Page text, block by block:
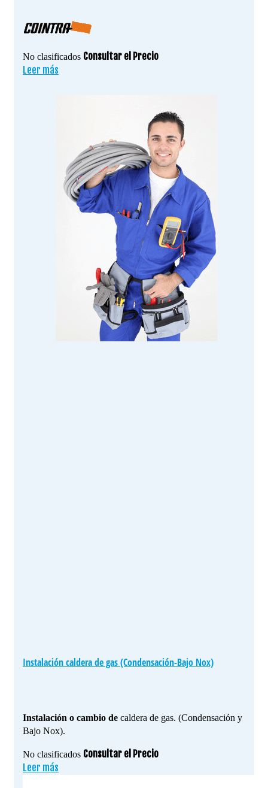
No clasificados Consultar el Precio
Leer más
Instalación caldera de gas (Condensación-Bajo Nox)
Instalación o cambio de caldera de gas. (Condensación y
Bajo Nox).
No clasificados Consultar el Precio
Leer más